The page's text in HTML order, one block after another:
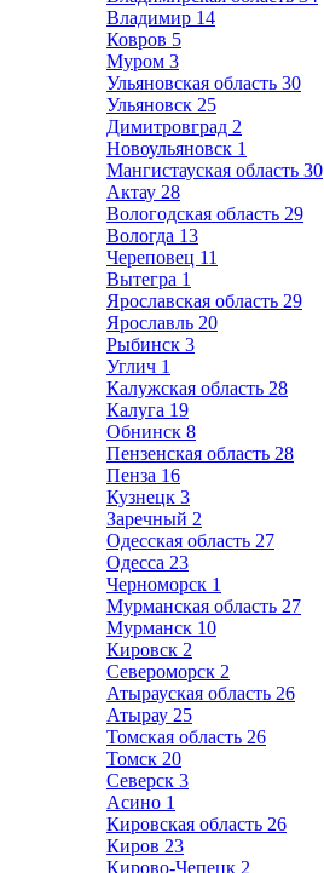
Владимир 14
Ковров 5
Муром 3
Ульяновская область 30
Ульяновск 25
Димитровград 2
Новоульяновск 1
Мангистауская область 30
Актау 28
Вологодская область 29
Вологда 13
Череповец 11
Вытегра 1
Ярославская область 29
Ярославль 20
Рыбинск 3
Углич 1
Калужская область 28
Калуга 19
Обнинск 8
Пензенская область 28
Пенза 16
Кузнецк 3
Заречный 2
Одесская область 27
Одесса 23
Черноморск 1
Мурманская область 27
Мурманск 10
Кировск 2
Североморск 2
Атырауская область 26
Атырау 25
Томская область 26
Томск 20
Северск 3
Асино 1
Кировская область 26
Киров 23
Кирово-Чепецк 2